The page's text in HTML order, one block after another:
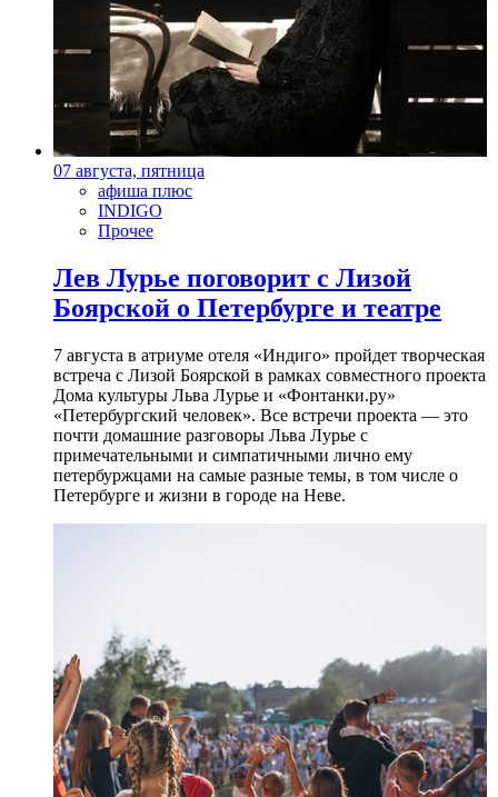
07 августа, пятница
афиша плюс
INDIGO
Прочее
Лев Лурье поговорит с Лизой
Боярской о Петербурге и театре
7 августа в атриуме отеля «Индиго» пройдет творческая
встреча с Лизой Боярской в рамках совместного проекта
Дома культуры Льва Лурье и «Фонтанки.ру»
«Петербургский человек». Все встречи проекта — это
почти домашние разговоры Льва Лурье с
примечательными и симпатичными лично ему
петербуржцами на самые разные темы, в том числе о
Петербурге и жизни в городе на Неве.